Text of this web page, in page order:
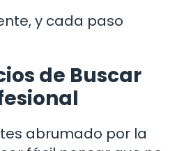
y cada paso
de Buscar
abrumado por la